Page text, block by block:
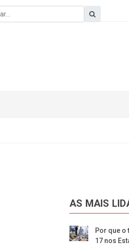
AS MAIS
Por que o
17 nos